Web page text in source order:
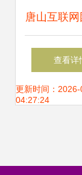
唐山互联网
上最low”发
场真诚与技
查看详
更新时间：
04:27:24